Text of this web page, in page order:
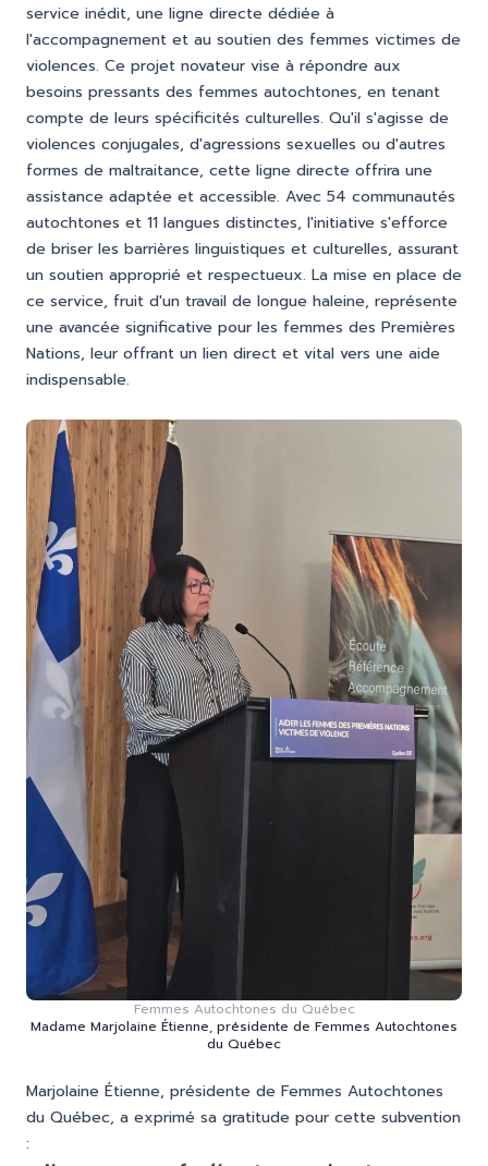
service inédit, une ligne directe dédiée à
l'accompagnement et au soutien des femmes victimes de
violences. Ce projet novateur vise à répondre aux
besoins pressants des femmes autochtones, en tenant
compte de leurs spécificités culturelles. Qu'il s'agisse de
violences conjugales, d'agressions sexuelles ou d'autres
formes de maltraitance, cette ligne directe offrira une
assistance adaptée et accessible. Avec 54 communautés
autochtones et 11 langues distinctes, l'initiative s'efforce
de briser les barrières linguistiques et culturelles, assurant
un soutien approprié et respectueux. La mise en place de
ce service, fruit d'un travail de longue haleine, représente
une avancée significative pour les femmes des Premières
Nations, leur offrant un lien direct et vital vers une aide
indispensable.
Femmes Autochtones du Québec
Madame Marjolaine Étienne, présidente de Femmes Autochtones
du Québec
Marjolaine Étienne, présidente de Femmes Autochtones
du Québec, a exprimé sa gratitude pour cette subvention
: